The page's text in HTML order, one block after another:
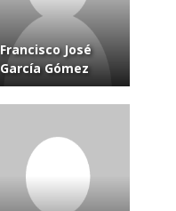
Francisco José
García Gómez